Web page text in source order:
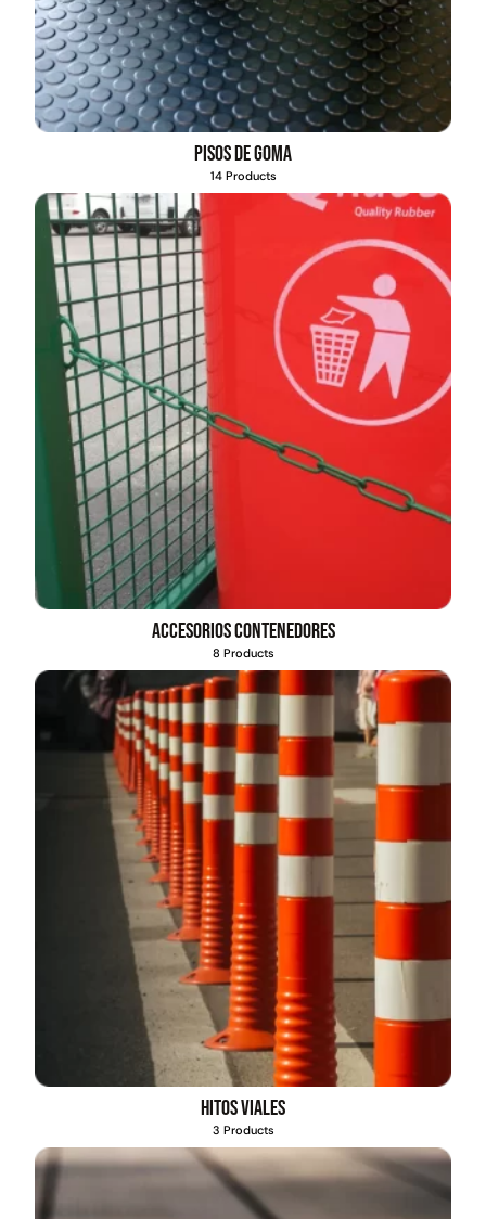
Pisos de goma
14 Products
Accesorios contenedores
8 Products
Hitos viales
3 Products